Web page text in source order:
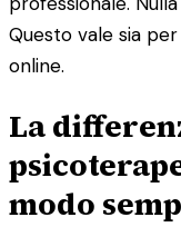
Questo vale sia
online.
La
modo